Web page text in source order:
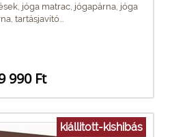
jóga matrac, jógapárna, jóga
tartásjavító...
990 Ft
kiállitott-kishibás